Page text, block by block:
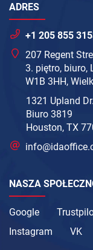
ADRES
+1 205 855
207 Regent
3. piętro, biuro,
W1B 3HH,
1321 Upland Dr.
Biuro 3819
Houston, TX
NASZA
Google
Instagram
VK